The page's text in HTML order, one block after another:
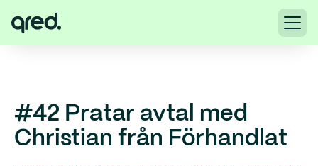
#42 Pratar avtal med
Christian från Förhandlat